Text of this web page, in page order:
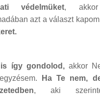
védelmüket,
azt a választ
is így gondolod,akkor
Ha Te nem,
, aki